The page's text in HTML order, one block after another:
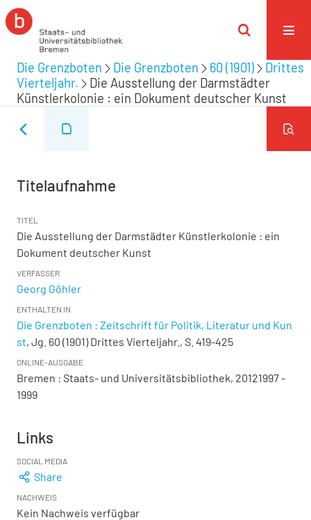
Die Grenzboten Die Grenzboten 60 (1901)
Drittes
Vierteljahr.
Die Ausstellung der Darmstädter
Künstlerkolonie : ein Dokument deutscher Kunst
Titelaufnahme
TITEL
Die Ausstellung der Darmstädter Künstlerkolonie : ein
Dokument deutscher Kunst
VERFASSER
Georg Göhler
ENTHALTEN IN
Die Grenzboten : Zeitschrift für Politik, Literatur und Kun
st, Jg. 60 (1901) Drittes Vierteljahr., S. 419-425
ONLINE-AUSGABE
Bremen : Staats- und Universitätsbibliothek, 20121997 -
1999
Links
SOCIAL MEDIA
Share
NACHWEIS
Kein Nachweis verfügbar